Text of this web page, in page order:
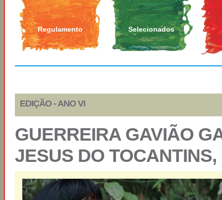
Regulamento Selecionados
EDIÇÃO - ANO VI
GUERREIRA GAVIÃO
JESUS DO